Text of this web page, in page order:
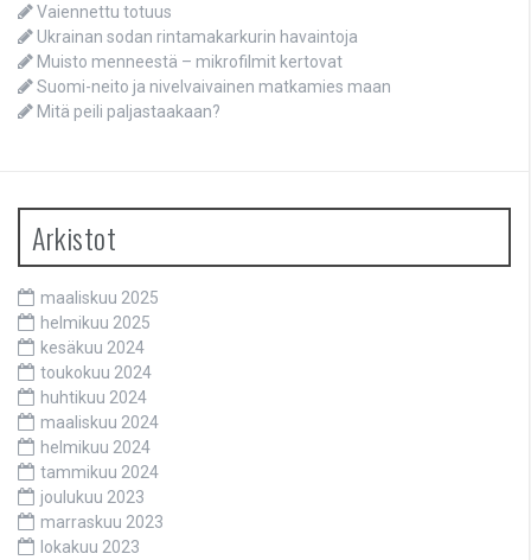
Vaiennettu totuus
Ukrainan sodan rintamakarkurin havaintoja
Muisto menneestä – mikrofilmit kertovat
Suomi-neito ja nivelvaivainen matkamies maan
Mitä peili paljastaakaan?
Arkistot
maaliskuu 2025
helmikuu 2025
kesäkuu 2024
toukokuu 2024
huhtikuu 2024
maaliskuu 2024
helmikuu 2024
tammikuu 2024
joulukuu 2023
marraskuu 2023
lokakuu 2023